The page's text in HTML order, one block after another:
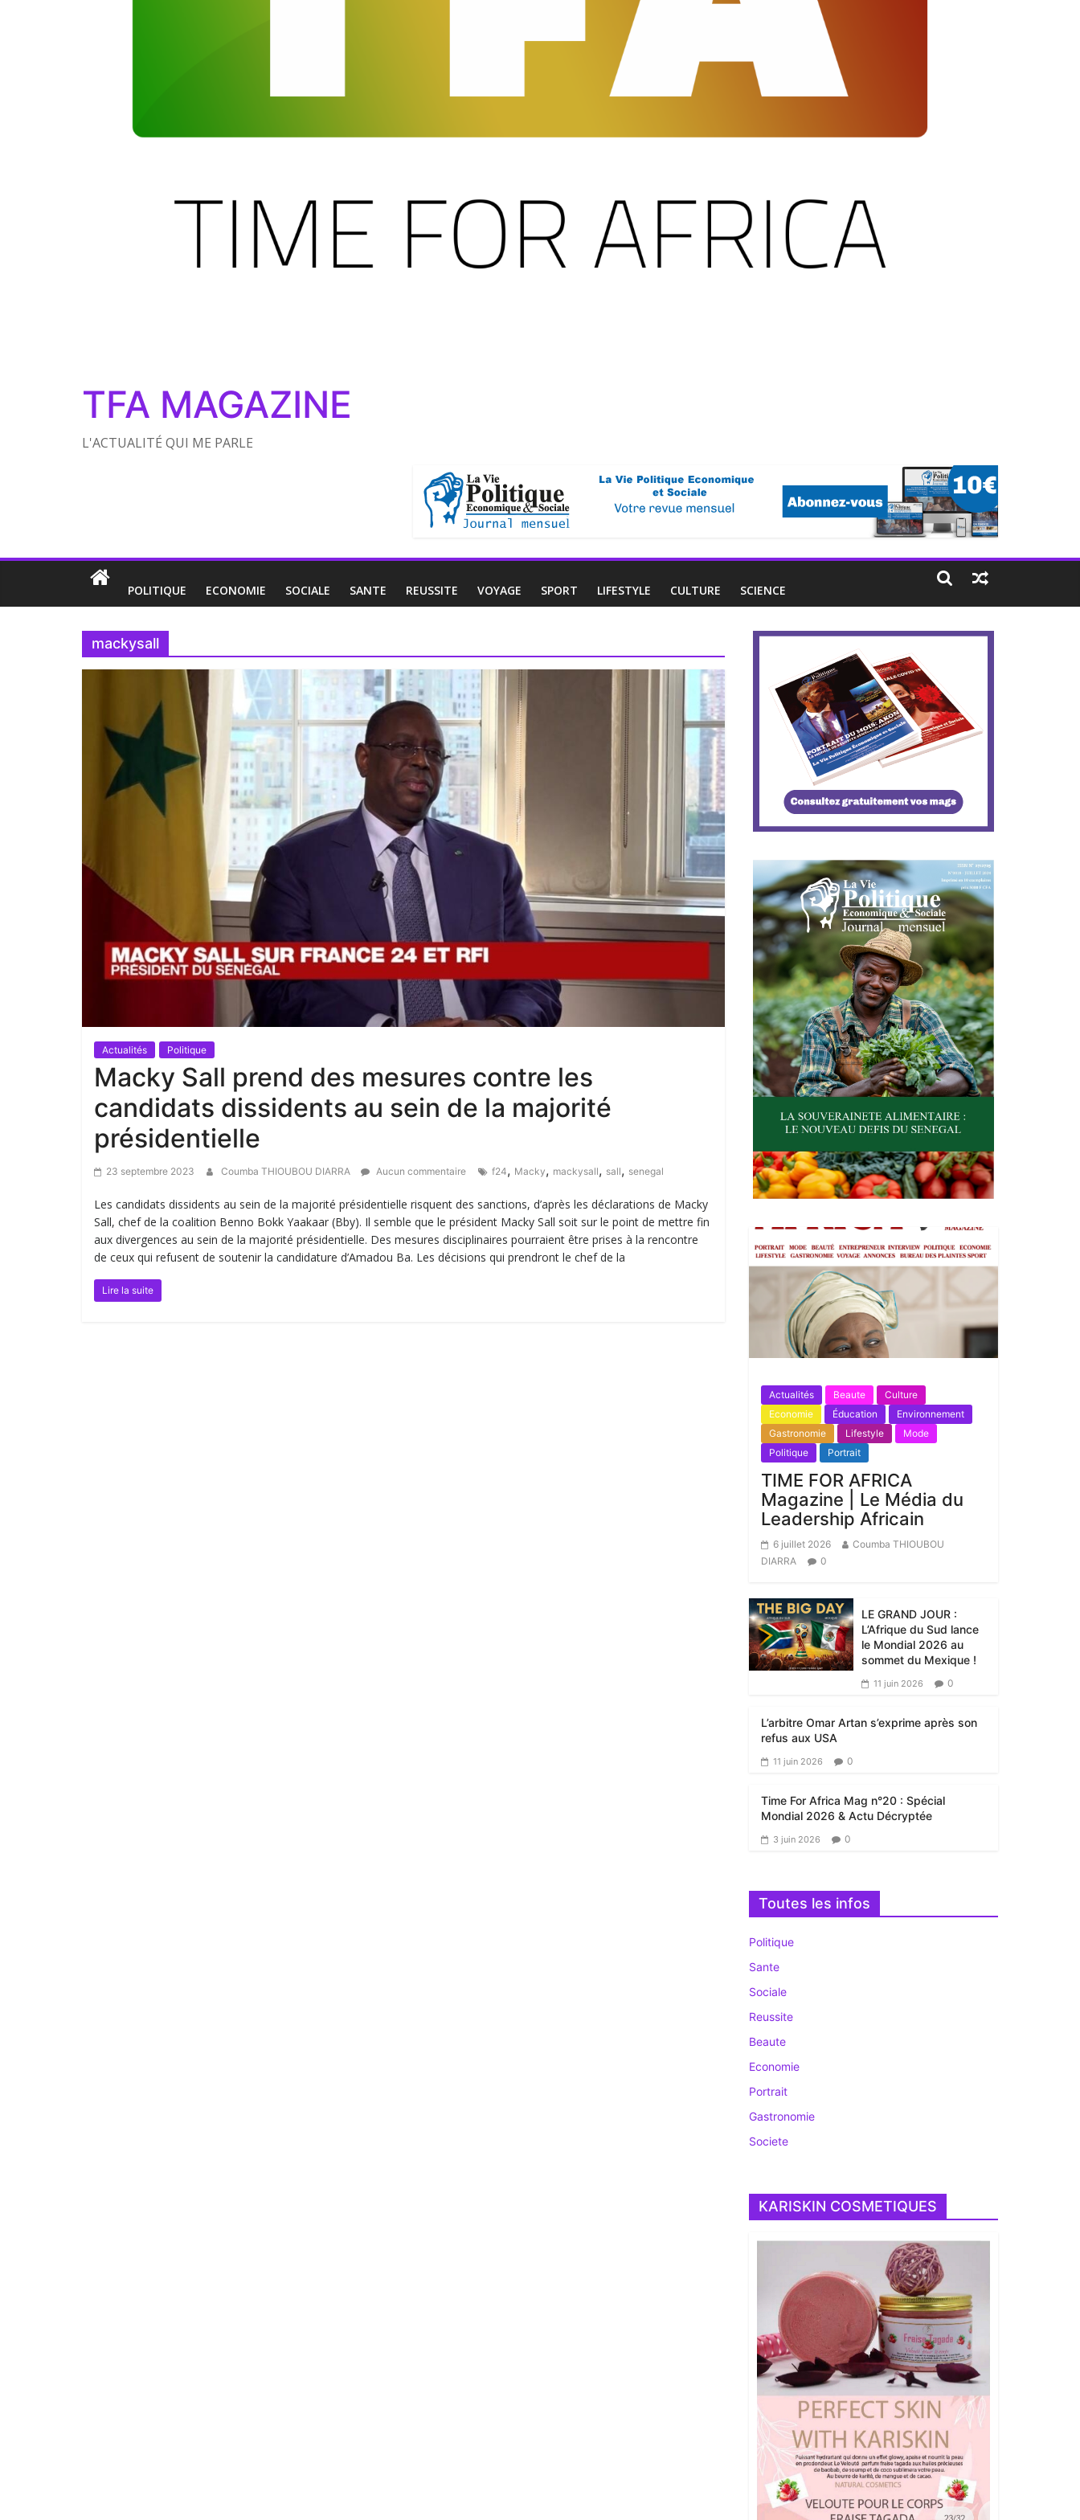
TFA MAGAZINE
L'ACTUALITÉ QUI ME PARLE
POLITIQUE ECONOMIE SOCIALE SANTE REUSSITE VOYAGE SPORT LIFESTYLE CULTURE SCIENCE
mackysall
Actualités Politique
Macky Sall prend des mesures contre les
candidats dissidents au sein de la majorité
présidentielle
23 septembre 2023 Coumba THIOUBOU DIARRA Aucun commentaire f24, Macky, mackysall, sall, senegal
Les candidats dissidents au sein de la majorité présidentielle risquent des sanctions, d’après les déclarations de Macky
Sall, chef de la coalition Benno Bokk Yaakaar (Bby). Il semble que le président Macky Sall soit sur le point de mettre fin
aux divergences au sein de la majorité présidentielle. Des mesures disciplinaires pourraient être prises à la rencontre
de ceux qui refusent de soutenir la candidature d’Amadou Ba. Les décisions qui prendront le chef de la
Lire la suite
Actualités Beaute
Culture
Economie
Éducation
Environnement
Gastronomie
Lifestyle
Mode
Politique
Portrait
TIME FOR AFRICA
Magazine | Le Média du
Leadership Africain
6 juillet 2026
Coumba THIOUBOU
DIARRA
0
LE GRAND JOUR :
L’Afrique du Sud lance
le Mondial 2026 au
sommet du Mexique !
11 juin 2026 0
L’arbitre Omar Artan s’exprime après son
refus aux USA
11 juin 2026 0
Time For Africa Mag n°20 : Spécial
Mondial 2026 & Actu Décryptée
3 juin 2026 0
Toutes les infos
Politique
Sante
Sociale
Reussite
Beaute
Economie
Portrait
Gastronomie
Societe
KARISKIN COSMETIQUES